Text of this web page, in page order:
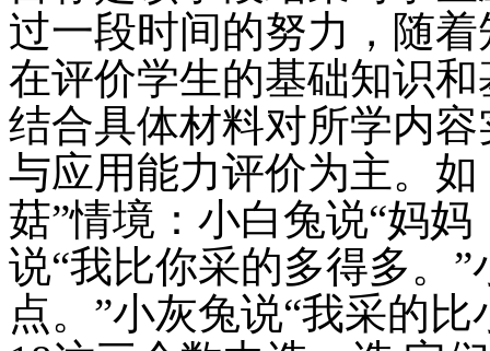
过一段时间的努力，随
在评价学生的基础知识
结合具体材料对所学内
与应用能力评价为主。
菇”情境：小白兔说“妈
说“我比你采的多得多。
点。”小灰兔说“我采的